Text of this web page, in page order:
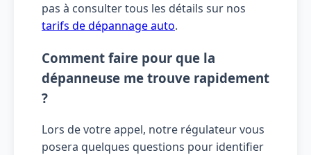
pas à consulter tous les détails sur nos
tarifs de dépannage auto.
Comment faire pour que la
dépanneuse me trouve rapidement
?
Lors de votre appel, notre régulateur vous
posera quelques questions pour identifier